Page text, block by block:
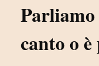
canto o